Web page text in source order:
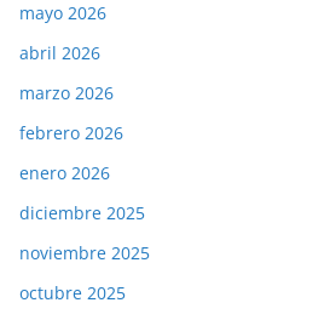
mayo 2026
abril 2026
marzo 2026
febrero 2026
enero 2026
diciembre 2025
noviembre 2025
octubre 2025